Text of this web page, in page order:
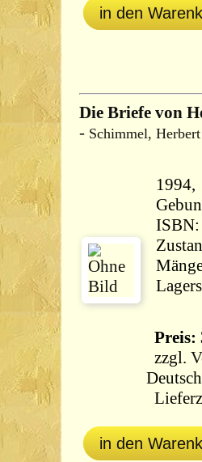
in den
Die Briefe von
- Schimmel,
Preis:
zzgl.
in den